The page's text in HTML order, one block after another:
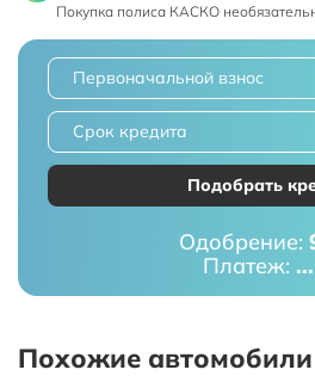
Покупка полиса КАСКО
Первоначальной взнос
Срок кредита
Подобрать
Одобрение:
Платеж: ...
Похожие автомобили